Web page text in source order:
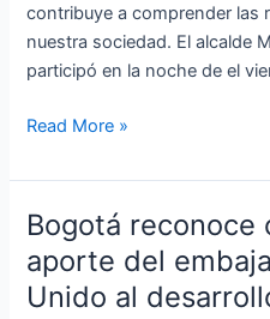
contribuye a comprender las
nuestra sociedad. El alcalde
participó en la noche de el
Read More »
Bogotá reconoce
aporte del
Unido al
Bogotá
reconoce
cuatro
años